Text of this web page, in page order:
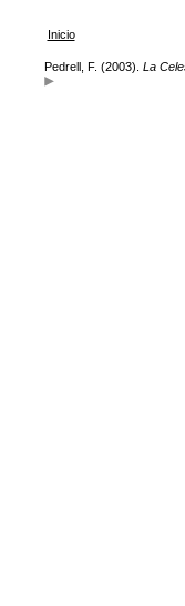
Inicio
Pedrell, F. (2003). La